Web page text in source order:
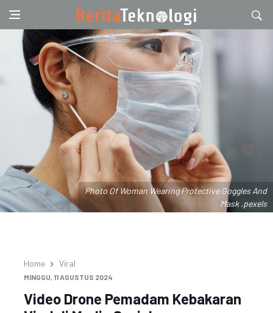
Photo Of Woman Wearing Protective Goggles And
Mask .pexels
Home Viral
MINGGU, 11 AGUSTUS 2024
Video Drone Pemadam Kebakaran